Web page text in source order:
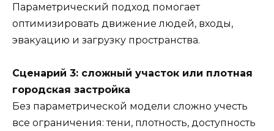
Параметрический подход помогает
оптимизировать движение людей, входы,
эвакуацию и загрузку пространства.
Сценарий 3: сложный участок или плотная
городская застройка
Без параметрической модели сложно учесть
все ограничения: тени, плотность, доступность